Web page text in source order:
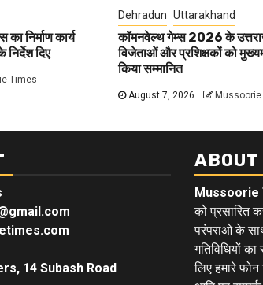
निर्माण कार्य
दिए
Times
Dehradun Uttarakhand
कॉमनवेल्थ गेम्स 2026 के
विजेताओं और प्रशिक्षकों को
किया सम्मानित
August 7, 2026
14 Subash Road
ABOUT
Mussoorie
को प्रसारित
परंपराओ के
गतिविधियों
लिए हमारे